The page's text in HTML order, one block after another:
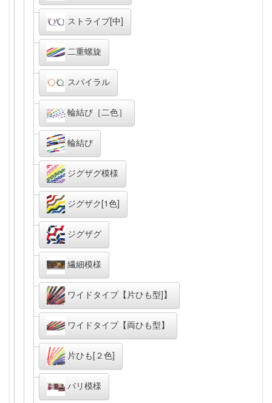
ストライプ[中]
二重螺旋
スパイラル
輪結び［二色］
輪結び
ジグザグ模様
ジグザク[1色]
ジグザグ
繊細模様
ワイドタイプ【片ひも型]】
ワイドタイプ【両ひも型】
片ひも[２色]
バリ模様